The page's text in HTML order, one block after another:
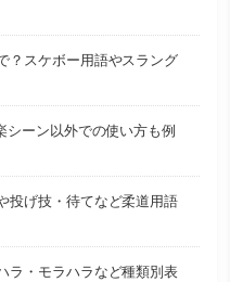
？スケボー用語やスラング
ーン以外での使い方も例
投げ技・待てなど柔道用語
ラ・モラハラなど種類別表